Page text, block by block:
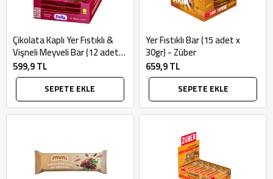
Çikolata Kaplı Yer Fıstıklı &
Vişneli Meyveli Bar (12 adet x
35gr) - Delly
599,9 TL
SEPETE EKLE
Yer Fıstıklı Bar (15 adet x
30gr) - Züber
659,9 TL
SEPETE EKLE